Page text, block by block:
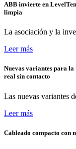
ABB invierte en
limpia
La asociación y la
Leer más
Nuevas variantes para
real sin contacto
Las nuevas variantes
Leer más
Cableado compacto con